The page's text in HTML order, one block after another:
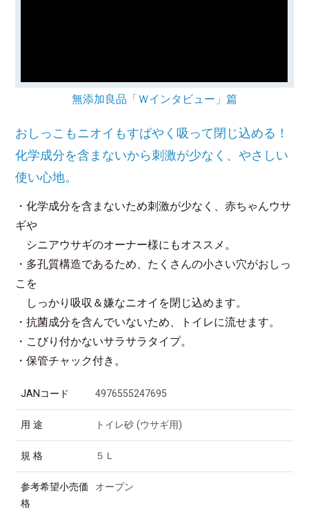
無添加良品「Ｗインタビュー」篇
おしっこもニオイもすばやく吸って閉じ込める！
化学成分を含まないから刺激が少なく、やさしい
使い心地。
・化学成分を含まないため刺激が少なく、赤ちゃんウサ
ギや
シニアウサギのオーナー様にもオススメ。
・多孔質構造であるため、たくさんの小さい穴がおしっ
こを
しっかり吸収＆嫌なニオイを閉じ込めます。
・抗菌成分を含んでいないため、トイレに流せます。
・こびり付かないサラサラタイプ。
・保管チャック付き。
JANコード 4976555247695
用 途 トイレ砂 (ウサギ用)
規 格 ５Ｌ
参考希望小売価
格
オープン